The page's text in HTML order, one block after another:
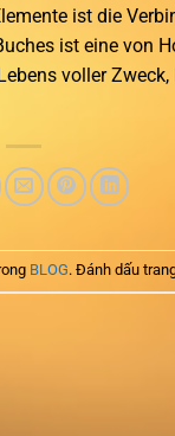
ist die
ist eine von
voller
BLOG. Đánh dấu